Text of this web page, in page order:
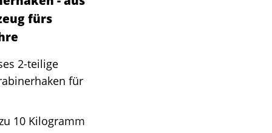
fürs
2-teilige
für
10 Kilogramm